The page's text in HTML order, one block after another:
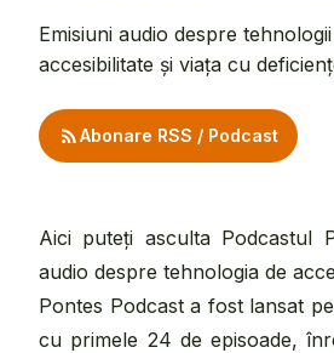
Emisiuni audio despre
accesibilitate și viața cu
Abonare RSS / Podcast
Aici puteți asculta Podcastul
audio despre tehnologia de
Pontes Podcast a fost lansat
cu primele 24 de episoade,